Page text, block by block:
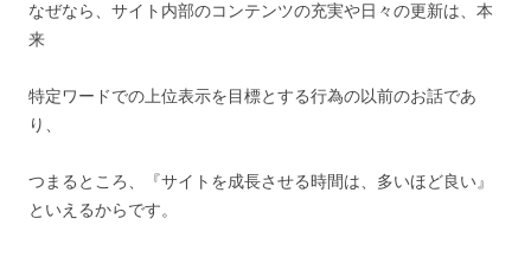
なぜなら、サイト内部のコンテンツの充実や日々の更新は、本
来
特定ワードでの上位表示を目標とする行為の以前のお話であ
り、
つまるところ、『サイトを成長させる時間は、多いほど良い』
といえるからです。